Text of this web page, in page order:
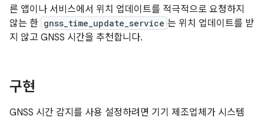
른 앱이나 서비스에서 위치 업데이트를 적극적으로 요청하지
않는 한 gnss_time_update_service 는 위치 업데이트를 받
지 않고 GNSS 시간을 추천합니다.
구현
GNSS 시간 감지를 사용 설정하려면 기기 제조업체가 시스템